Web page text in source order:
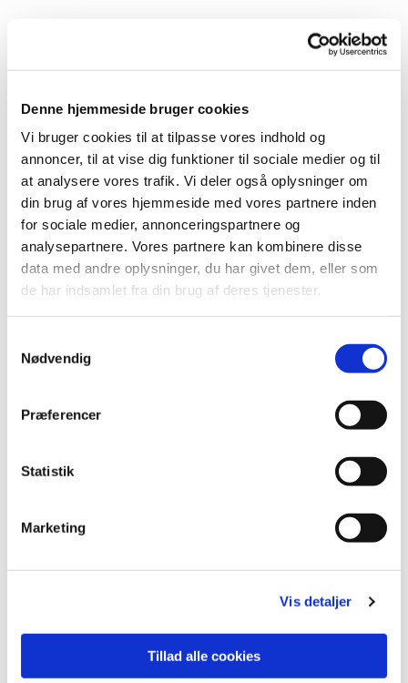
Denne hjemmeside bruger cookies
Vi bruger cookies til at tilpasse vores indhold og
annoncer, til at vise dig funktioner til sociale medier og til
at analysere vores trafik. Vi deler også oplysninger om
din brug af vores hjemmeside med vores partnere inden
for sociale medier, annonceringspartnere og
analysepartnere. Vores partnere kan kombinere disse
data med andre oplysninger, du har givet dem, eller som
de har indsamlet fra din brug af deres tjenester.
Nødvendig
Præferencer
Statistik
Marketing
Vis detaljer
Tillad alle cookies
Du vil måske også kunne lide...